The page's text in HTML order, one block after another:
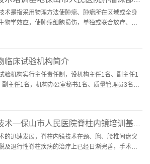
术是指采用物理方法使肿瘤、肿瘤所在区域或全身
物学效应，使肿瘤细胞损伤，单独或联合放疗、化
临床试验机构简介
验机构实行主任责任制，设机构主任1名、副主任1
主任1名，机构办公室秘书1名、质量管理员3名、
云南省限制类医疗技术—保山市人民医院脊柱内镜培训基地(第五期)招生简章
的迅速发展，脊柱内镜技术在颈、胸、腰椎间盘突
及退行性脊柱疾病的治疗上已经日渐完善，手术效